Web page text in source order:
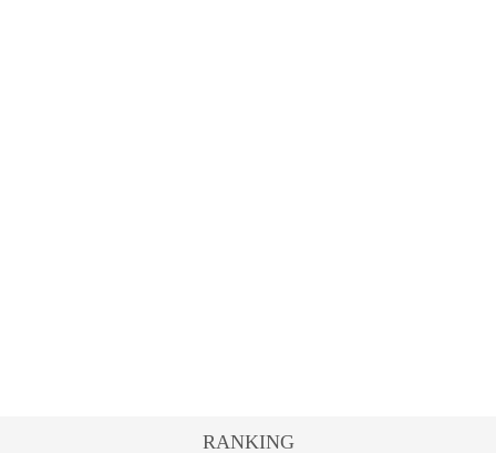
RANKING